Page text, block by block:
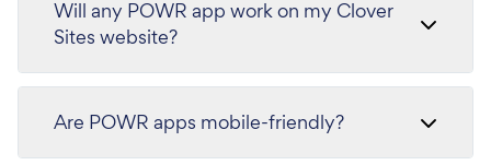
Will any POWR app work on my Clover
Sites website?
Are POWR apps mobile-friendly?